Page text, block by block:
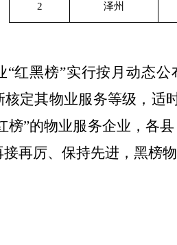
2 泽州
“红黑榜”实行按月动态
核定其物业服务等级，适
榜”的物业服务企业，各
再厉、保持先进，黑榜